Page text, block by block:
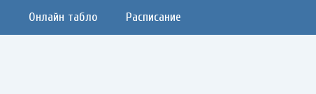
Онлайн табло Расписание